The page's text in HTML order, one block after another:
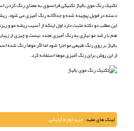
تکنیک رنگ موی بالیاژ تکنیکی فرانسوی به معنای رنگ
دسته در فویل پیچیده شده و جداگانه رنگ آمیزی می شود.
این مطلب دو نکته مثبت دارد اول اینکه از آسیب ریشه مو و
هم با رشد مو نیازی به رنگ آمیزی مجدد نیست و چیزی از
بالیاژ بر روی رنگ طبیعی مو اجرا شود اما اگر موها رنگ شده
از این روش برای رنگ آمیزی موها استفاده کرد.
لینک های مفید: خرید لوازم آرایشی